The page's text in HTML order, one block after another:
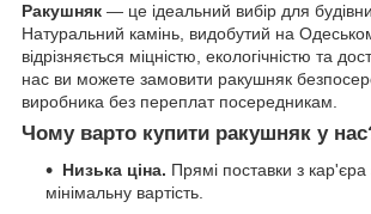
Ракушняк — це ідеальний вибір для
Натуральний камінь, видобутий на
відрізняється міцністю, екологічністю та
нас ви можете замовити ракушняк
виробника без переплат посередникам.
Чому варто купити ракушняк у
Низька ціна. Прямі поставки з
мінімальну вартість.